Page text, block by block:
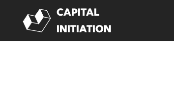
au
CAPITAL
INITIATION